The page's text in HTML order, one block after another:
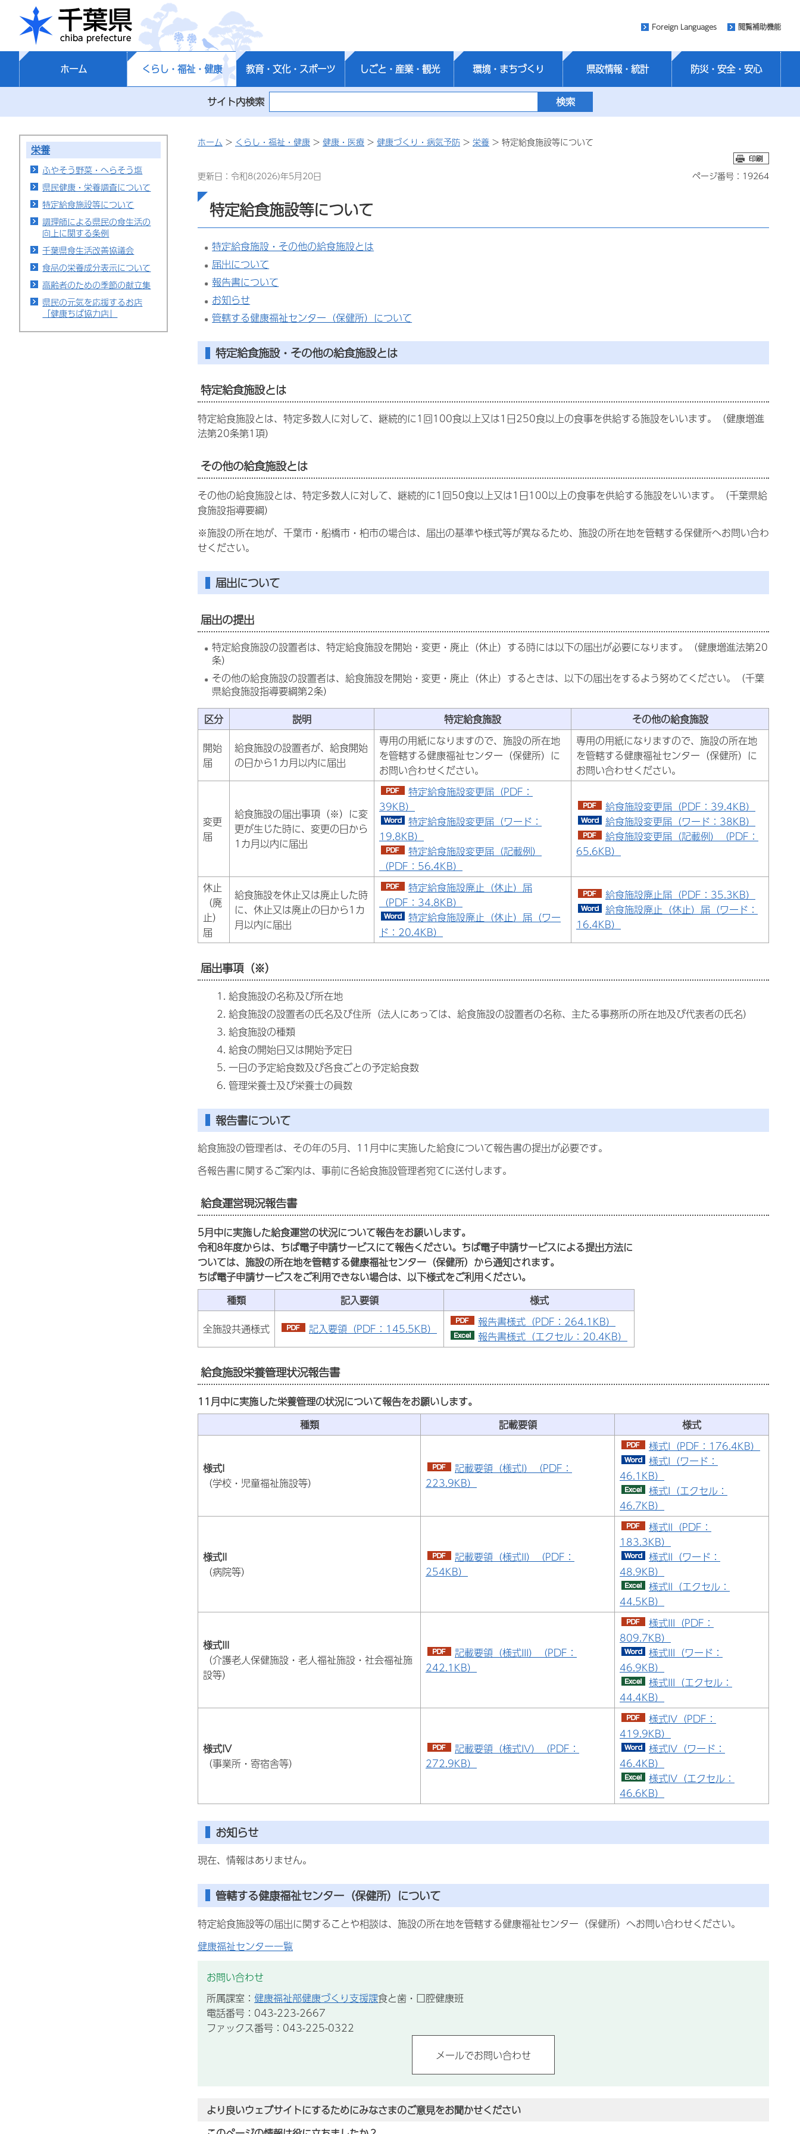
千葉県
Foreign Languages 閲覧補助機能
ホーム くらし・福祉・健康 教育・文化・スポーツ しごと・産業・観光 環境・まちづくり 県政情報・統計 防災・安全・安心
サイト内検索
栄養
ふやそう野菜・へらそう塩
県民健康・栄養調査について
特定給食施設等について
調理師による県民の食生活の
向上に関する条例
千葉県食生活改善協議会
食品の栄養成分表示について
高齢者のための季節の献立集
県民の元気を応援するお店
「健康ちば協力店」
ホーム > くらし・福祉・健康 > 健康・医療 > 健康づくり・病気予防 > 栄養 > 特定給食施設等について
更新日：令和8(2026)年5月20日 ページ番号：19264
特定給食施設等について
特定給食施設・その他の給食施設とは
届出について
報告書について
お知らせ
管轄する健康福祉センター（保健所）について
特定給食施設・その他の給食施設とは
特定給食施設とは
特定給食施設とは、特定多数人に対して、継続的に1回100食以上又は1日250食以上の食事を供給する施設をいいます。（健康増進
法第20条第1項）
その他の給食施設とは
その他の給食施設とは、特定多数人に対して、継続的に1回50食以上又は1日100以上の食事を供給する施設をいいます。（千葉県給
食施設指導要綱）
※施設の所在地が、千葉市・船橋市・柏市の場合は、届出の基準や様式等が異なるため、施設の所在地を管轄する保健所へお問い合わ
せください。
届出について
届出の提出
特定給食施設の設置者は、特定給食施設を開始・変更・廃止（休止）する時には以下の届出が必要になります。（健康増進法第20
条）
その他の給食施設の設置者は、給食施設を開始・変更・廃止（休止）するときは、以下の届出をするよう努めてください。（千葉
県給食施設指導要綱第2条）
区分
説明 特定給食施設
その他の給食施設
開始
届
給食施設の設置者が、給食開始
の日から1カ月以内に届出
専用の用紙になりますので、施設の所在地
を管轄する健康福祉センター（保健所）に
お問い合わせください。
専用の用紙になりますので、施設の所在地
を管轄する健康福祉センター（保健所）に
お問い合わせください。
変更
届
給食施設の届出事項（※）に変
更が生じた時に、変更の日から
1カ月以内に届出
特定給食施設変更届（PDF：
39KB）
特定給食施設変更届（ワード：
19.8KB）
特定給食施設変更届（記載例）
（PDF：56.4KB）
給食施設変更届（PDF：39.4KB）
給食施設変更届（ワード：38KB）
給食施設変更届（記載例）（PDF：
65.6KB）
休止
（廃
止）
届
給食施設を休止又は廃止した時
に、休止又は廃止の日から1カ
月以内に届出
特定給食施設廃止（休止）届
（PDF：34.8KB）
特定給食施設廃止（休止）届（ワー
ド：20.4KB）
給食施設廃止届（PDF：35.3KB）
給食施設廃止（休止）届（ワード：
16.4KB）
届出事項（※）
給食施設の名称及び所在地
給食施設の設置者の氏名及び住所（法人にあっては、給食施設の設置者の名称、主たる事務所の所在地及び代表者の氏名）
給食施設の種類
給食の開始日又は開始予定日
一日の予定給食数及び各食ごとの予定給食数
管理栄養士及び栄養士の員数
報告書について
給食施設の管理者は、その年の5月、11月中に実施した給食について報告書の提出が必要です。
各報告書に関するご案内は、事前に各給食施設管理者宛てに送付します。
給食運営現況報告書
5月中に実施した給食運営の状況について報告をお願いします。
令和8年度からは、ちば電子申請サービスにて報告ください。ちば電子申請サービスによる提出方法に
ついては、施設の所在地を管轄する健康福祉センター（保健所）から通知されます。
ちば電子申請サービスをご利用できない場合は、以下様式をご利用ください。
種類
記入要領
様式
全施設共通様式
記入要領（PDF：145.5KB）
報告書様式（PDF：264.1KB）
報告書様式（エクセル：20.4KB）
給食施設栄養管理状況報告書
11月中に実施した栄養管理の状況について報告をお願いします。
種類
記載要領 様式
様式I
（学校・児童福祉施設等）
記載要領（様式I）（PDF：
223.9KB）
様式I（PDF：176.4KB）
様式I（ワード：
46.1KB）
様式I（エクセル：
46.7KB）
様式II
（病院等）
記載要領（様式II）（PDF：
254KB）
様式II（PDF：
183.3KB）
様式II（ワード：
48.9KB）
様式II（エクセル：
44.5KB）
様式III
（介護老人保健施設・老人福祉施設・社会福祉施
設等）
記載要領（様式III）（PDF：
242.1KB）
様式III（PDF：
809.7KB）
様式III（ワード：
46.9KB）
様式III（エクセル：
44.4KB）
様式IV
（事業所・寄宿舎等）
記載要領（様式IV）（PDF：
272.9KB）
様式IV（PDF：
419.9KB）
様式IV（ワード：
46.4KB）
様式IV（エクセル：
46.6KB）
お知らせ
現在、情報はありません。
管轄する健康福祉センター（保健所）について
特定給食施設等の届出に関することや相談は、施設の所在地を管轄する健康福祉センター（保健所）へお問い合わせください。
健康福祉センター一覧
お問い合わせ
所属課室： 健康福祉部健康づくり支援課食と歯・口腔健康班
電話番号：043-223-2667
ファックス番号：043-225-0322
より良いウェブサイトにするためにみなさまのご意見をお聞かせください